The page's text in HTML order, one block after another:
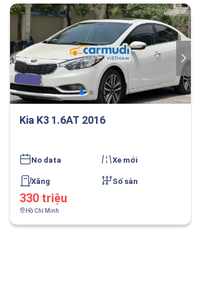
Kia K3 1.6AT 2016
No data Xe mới
Xăng Số sàn
330 triệu
Hồ Chí Minh